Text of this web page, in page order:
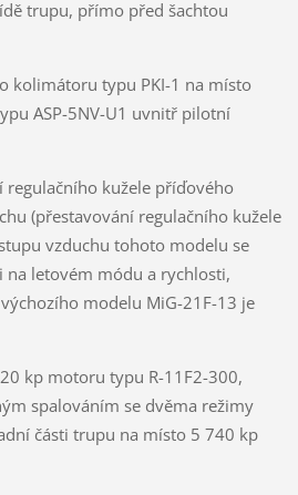
trupu, přímo před šachtou
kolimátoru typu PKI-1 na místo
ASP-5NV-U1 uvnitř pilotní
kužele příďového
(přestavování regulačního kužele
vzduchu tohoto modelu se
na letovém módu a rychlosti,
modelu MiG-21F-13 je
kp motoru typu R-11F2-300,
spalováním se dvěma režimy
části trupu na místo 5 740 kp